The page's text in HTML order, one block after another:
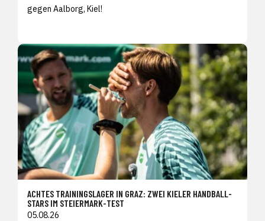
gegen Aalborg, Kiel!
ACHTES TRAININGSLAGER IN GRAZ: ZWEI KIELER HANDBALL-
STARS IM STEIERMARK-TEST
05.08.26